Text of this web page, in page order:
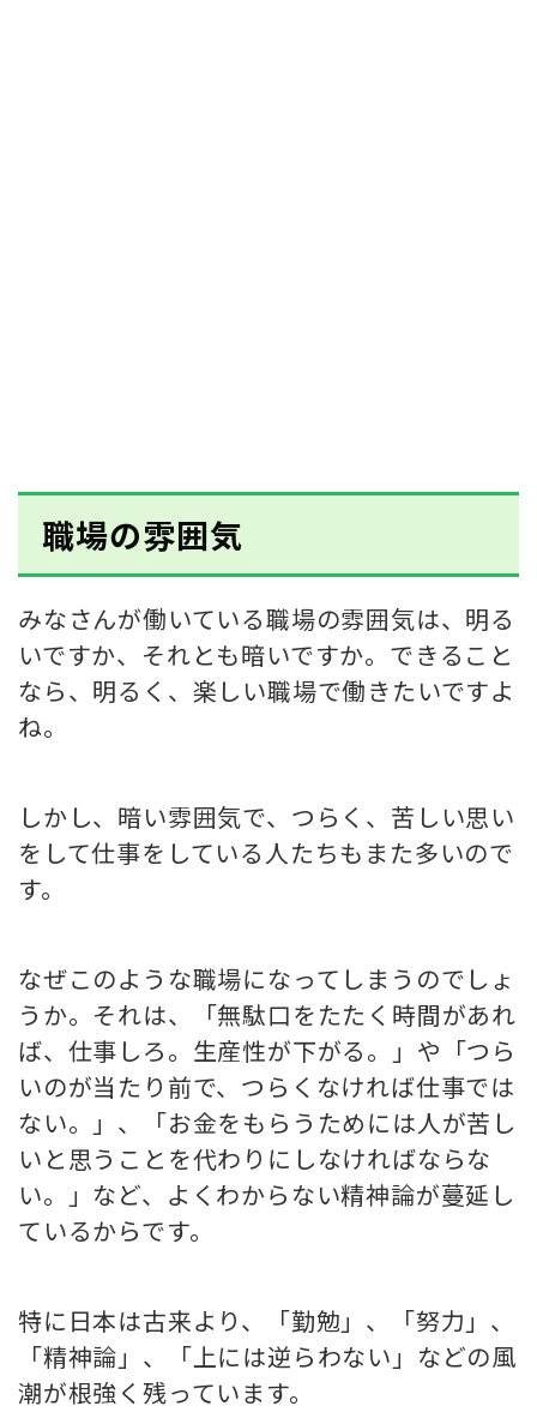
職場の雰囲気
みなさんが働いている職場の雰囲気は、明る
いですか、それとも暗いですか。できること
なら、明るく、楽しい職場で働きたいですよ
ね。
しかし、暗い雰囲気で、つらく、苦しい思い
をして仕事をしている人たちもまた多いので
す。
なぜこのような職場になってしまうのでしょ
うか。それは、「無駄口をたたく時間があれ
ば、仕事しろ。生産性が下がる。」や「つら
いのが当たり前で、つらくなければ仕事では
ない。」、「お金をもらうためには人が苦し
いと思うことを代わりにしなければならな
い。」など、よくわからない精神論が蔓延し
ているからです。
特に日本は古来より、「勤勉」、「努力」、
「精神論」、「上には逆らわない」などの風
潮が根強く残っています。